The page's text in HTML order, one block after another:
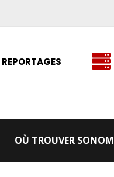
REPORTAGES 
OÙ TROUVER